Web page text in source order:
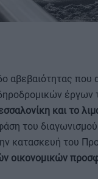
αβεβαιότητας που
έργων
και το
του
κατασκευή του
οικονομικών